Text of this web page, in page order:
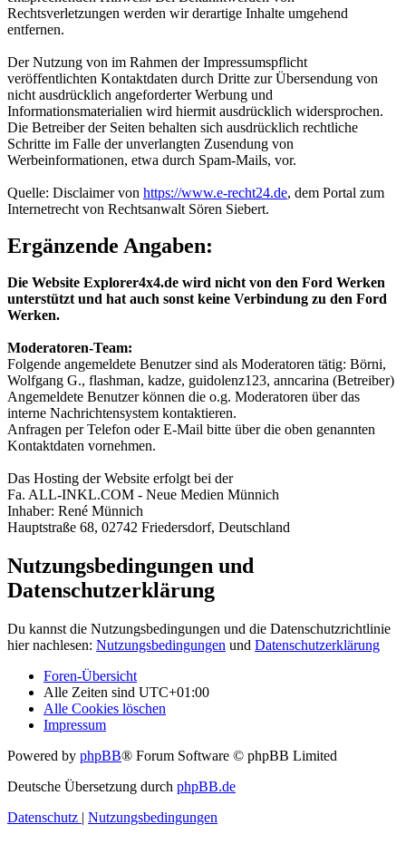
Rechtsverletzungen werden wir derartige Inhalte umgehend
entfernen.
Der Nutzung von im Rahmen der Impressumspflicht
veröffentlichten Kontaktdaten durch Dritte zur Übersendung von
nicht ausdrücklich angeforderter Werbung und
Informationsmaterialien wird hiermit ausdrücklich widersprochen.
Die Betreiber der Seiten behalten sich ausdrücklich rechtliche
Schritte im Falle der unverlangten Zusendung von
Werbeinformationen, etwa durch Spam-Mails, vor.
Quelle: Disclaimer von https://www.e-recht24.de, dem Portal zum
Internetrecht von Rechtsanwalt Sören Siebert.
Ergänzende Angaben:
Die Website Explorer4x4.de wird nicht von den Ford Werken
unterstützt und hat auch sonst keine Verbindung zu den Ford
Werken.
Moderatoren-Team:
Folgende angemeldete Benutzer sind als Moderatoren tätig: Börni,
Wolfgang G., flashman, kadze, guidolenz123, anncarina (Betreiber)
Angemeldete Benutzer können die o.g. Moderatoren über das
interne Nachrichtensystem kontaktieren.
Anfragen per Telefon oder E-Mail bitte über die oben genannten
Kontaktdaten vornehmen.
Das Hosting der Website erfolgt bei der
Fa. ALL-INKL.COM - Neue Medien Münnich
Inhaber: René Münnich
Hauptstraße 68, 02742 Friedersdorf, Deutschland
Nutzungsbedingungen und
Datenschutzerklärung
Du kannst die Nutzungsbedingungen und die Datenschutzrichtlinie
hier nachlesen: Nutzungsbedingungen und Datenschutzerklärung
Foren-Übersicht
Alle Zeiten sind UTC+01:00
Alle Cookies löschen
Impressum
Powered by phpBB® Forum Software © phpBB Limited
Deutsche Übersetzung durch phpBB.de
Datenschutz | Nutzungsbedingungen